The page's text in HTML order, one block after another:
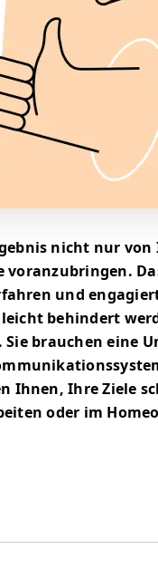
nicht nur von
voranzubringen.
und
behindert
brauchen eine
Ihnen, Ihre Ziele
oder im